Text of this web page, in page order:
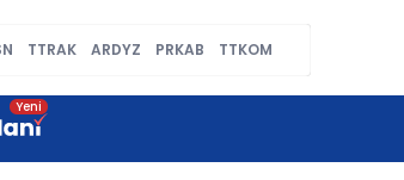
TTRAK ARDYZ PRKAB TTKOM